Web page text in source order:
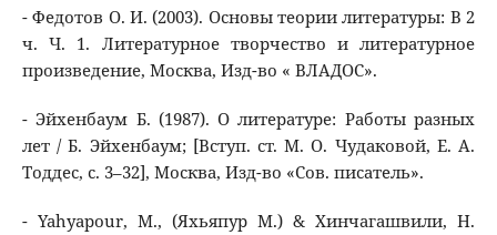
- Федотов О. И. (2003). Основы теории литературы: В 2
ч. Ч. 1. Литературное творчество и литературное
произведение, Москва, Изд-во « ВЛАДОС».
- Эйхенбаум Б. (1987). О литературе: Работы разных
лет / Б. Эйхенбаум; [Вступ. ст. М. О. Чудаковой, Е. А.
Тоддес, с. 3–32], Москва, Изд-во «Сов. писатель».
- Yahyapour, M., (Яхьяпур М.) & Хинчагашвили, Н.